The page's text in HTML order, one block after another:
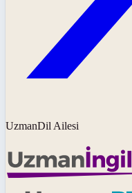
UzmanDil Ailesi